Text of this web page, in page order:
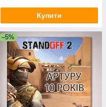
Купити
–5%